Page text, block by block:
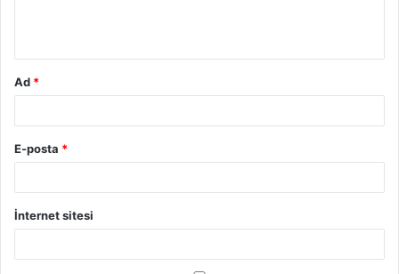
Ad *
E-posta *
İnternet sitesi